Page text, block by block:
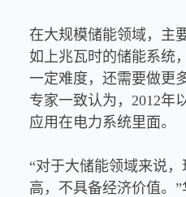
在大规模储能领域，主
如上兆瓦时的储能系统
一定难度，还需要做更
专家一致认为，2012年
应用在电力系统里面。
“对于大储能领域来说
高，不具备经济价值。